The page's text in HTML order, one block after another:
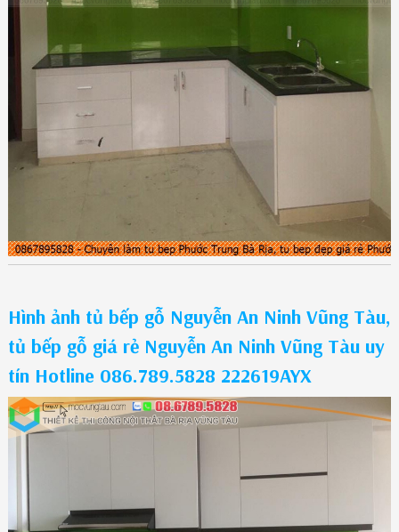
Hình ảnh tủ bếp gỗ Nguyễn An Ninh Vũng Tàu,
tủ bếp gỗ giá rẻ Nguyễn An Ninh Vũng Tàu uy
tín Hotline 086.789.5828 222619AYX